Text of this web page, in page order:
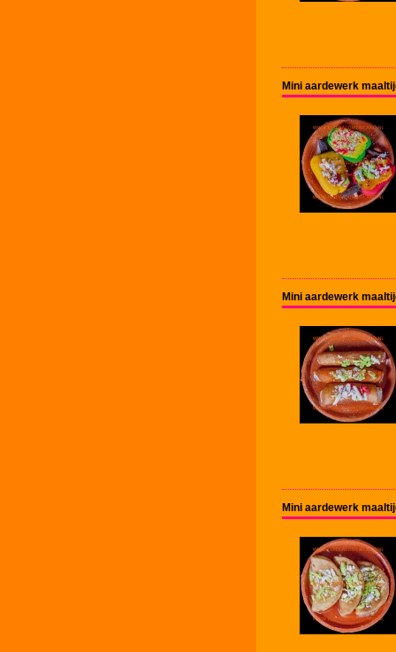
Mini aardewerk
Mini aardewerk
Mini aardewerk